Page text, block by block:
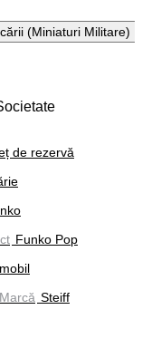
(Miniaturi Militare)
de rezervă
Funko Pop
Marcă Steiff